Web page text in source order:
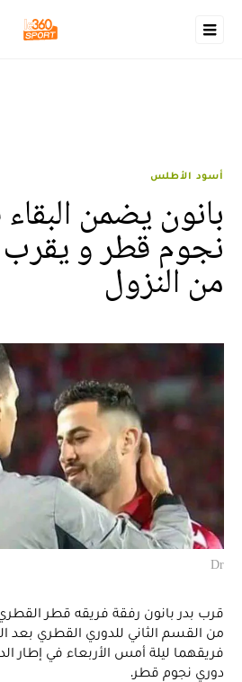
أسود الأطلس
بانون يضمن
نجوم قطر و
من النزول
Dr
قرب بدر بانون رفقة فريقه قطر
من القسم الثاني للدوري القطري بعد
فريقهما ليلة أمس الأربعاء في إطار
دوري نجوم قطر.